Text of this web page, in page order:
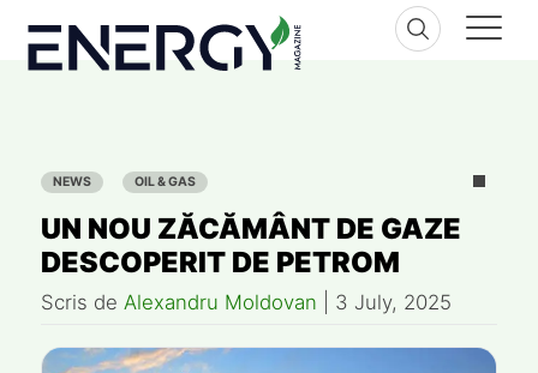
content
NEWS OIL & GAS
UN NOU ZĂCĂMÂNT DE GAZE
DESCOPERIT DE PETROM
Scris de Alexandru Moldovan 3 July, 2025